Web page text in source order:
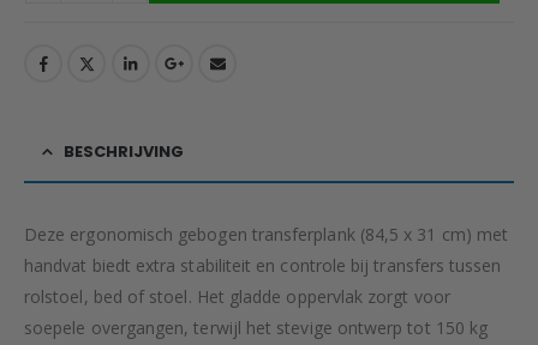
BESCHRIJVING
Deze ergonomisch gebogen transferplank (84,5 x 31 cm) met
handvat biedt extra stabiliteit en controle bij transfers tussen
rolstoel, bed of stoel. Het gladde oppervlak zorgt voor
soepele overgangen, terwijl het stevige ontwerp tot 150 kg